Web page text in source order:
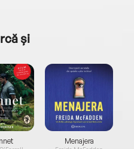
și
Menajera